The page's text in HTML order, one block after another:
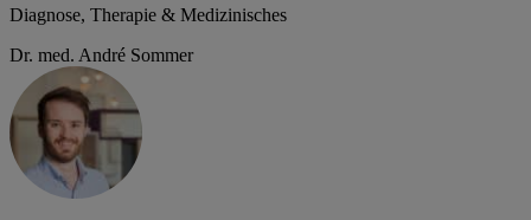
Diagnose, Therapie & Medizinisches
Dr. med. André Sommer